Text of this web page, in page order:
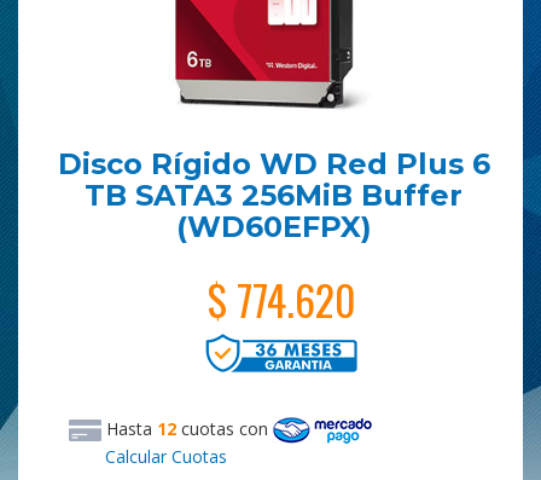
Disco Rígido WD Red Plus 6
TB SATA3 256MiB Buffer
(WD60EFPX)
$ 774.620
Hasta 12 cuotas con
Calcular Cuotas